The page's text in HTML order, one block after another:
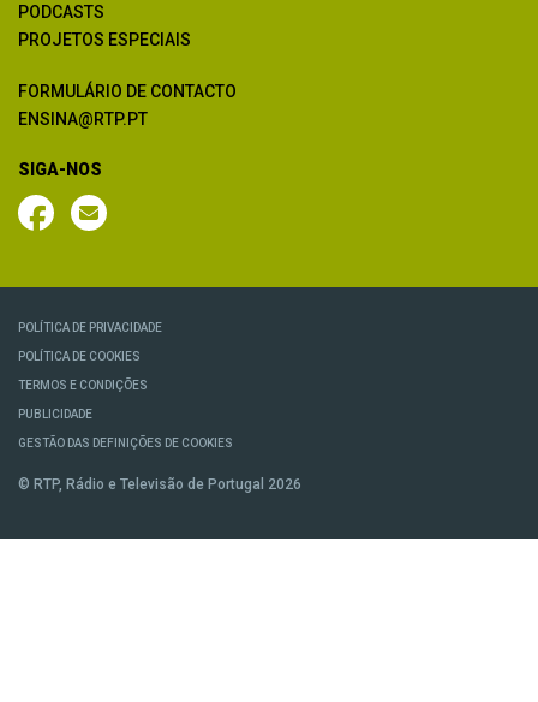
PODCASTS
PROJETOS ESPECIAIS
FORMULÁRIO DE CONTACTO
ENSINA@RTP.PT
SIGA-NOS
POLÍTICA DE PRIVACIDADE
POLÍTICA DE COOKIES
TERMOS E CONDIÇÕES
PUBLICIDADE
GESTÃO DAS DEFINIÇÕES DE COOKIES
© RTP, Rádio e Televisão de Portugal 2026